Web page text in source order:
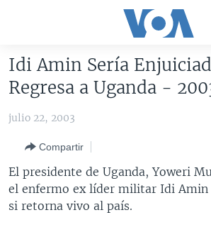
accesibilidad
contenido
principal
Salte
navegador
principal
Salte
AMÉRICA DEL NORTE
EEUU
MÉXICO
HAITÍ
ELECCIONES EEUU 2024
ELECCIONES EEUU
VOTO DIVIDIDO
VOA VERIFICA
VOA VERIFICA UCRANIA/RUSIA
VOA VERIFICA INMIGRACIÓN
VOA VERIFICA AMÉRICA LATINA
AMÉRICA LATINA
ARGENTINA
BOLIVIA
CHINA EN AMÉRICA LATINA
CENTROAMÉRICA
Idi Amin Sería
Regresa a Uganda -
julio 22, 2003
Compartir
El presidente de Uganda, Yoweri
el enfermo ex líder militar Idi Amin
si retorna vivo al país.